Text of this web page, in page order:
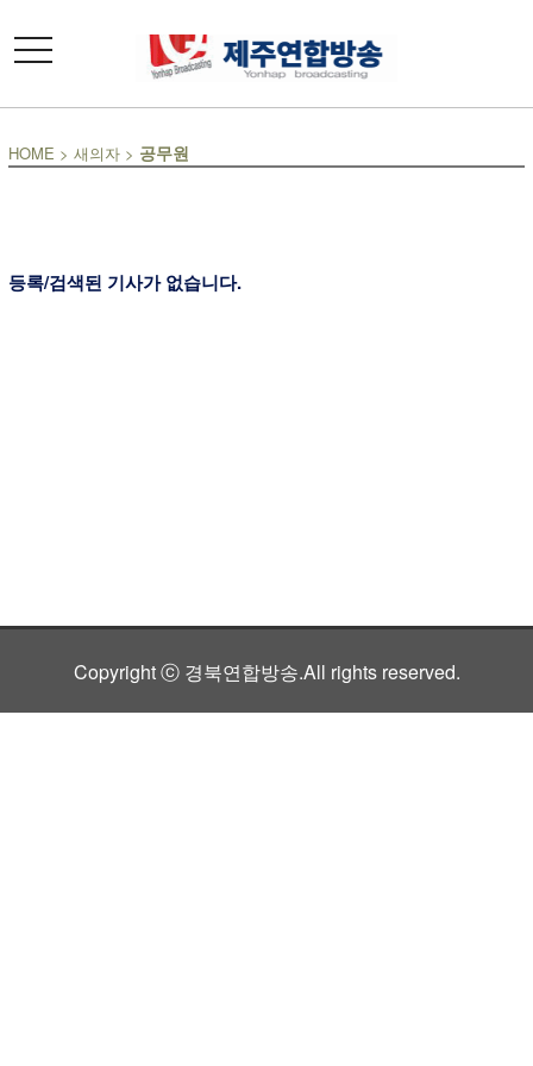
toggle
navigation
HOME > 새의자 > 공무원
등록/검색된 기사가 없습니다.
Copyright ⓒ 경북연합방송.All rights reserved.